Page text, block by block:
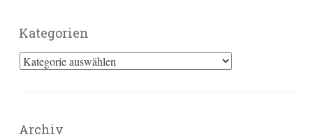
Kategorien
Kategorien
Archiv